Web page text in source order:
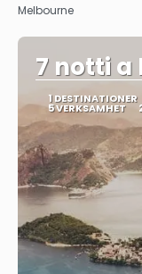
Melbourne
7 notti a
1 DESTINATIONER
5 VERKSAMHET